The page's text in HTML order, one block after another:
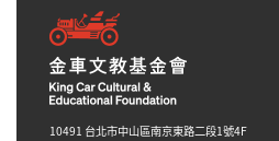
10491 台北市中山區南京東路二段1號4F